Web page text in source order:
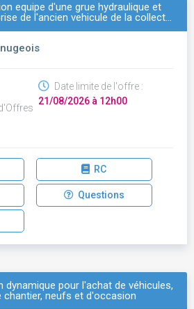
equipe d'une grue hydraulique et
de l'ancien vehicule de la collect…
Date limite de l'offre :
21/08/2026 à 12h00
RC
Questions
dynamique pour l'achat de véhicules,
chantier, neufs et d'occasion